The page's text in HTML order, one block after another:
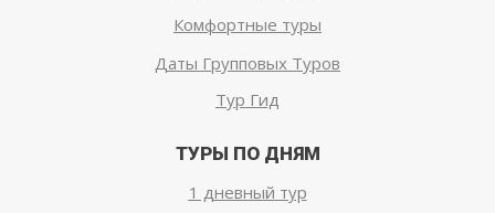
Комфортные туры
Даты Групповых Туров
Тур Гид
ТУРЫ ПО ДНЯМ
1 дневный тур